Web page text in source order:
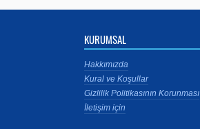
KURUMSAL
Hakkımızda
Kural ve Koşullar
Gizlilik Politikasının Korunması
İletişim için